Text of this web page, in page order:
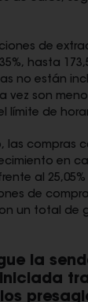
de
hasta
no están
vez son
límite de
las compras
en
al
de
un total de
la